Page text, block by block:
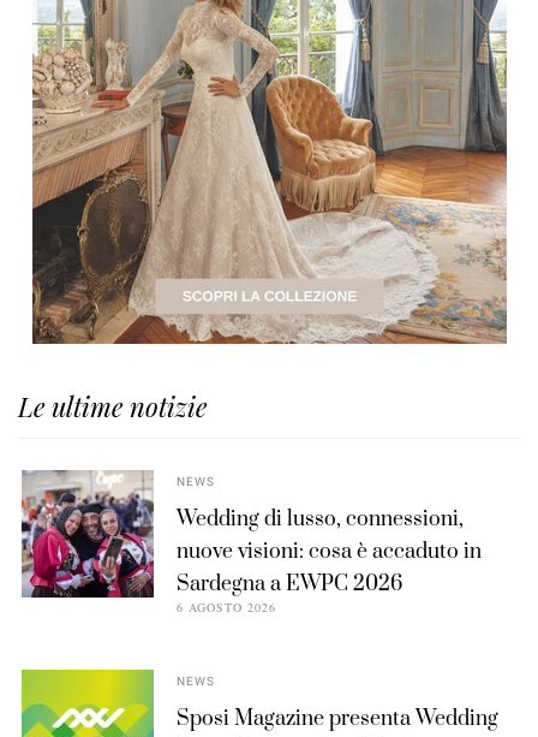
Le ultime notizie
NEWS
Wedding di lusso, connessioni,
nuove visioni: cosa è accaduto in
Sardegna a EWPC 2026
6 AGOSTO 2026
NEWS
Sposi Magazine presenta Wedding